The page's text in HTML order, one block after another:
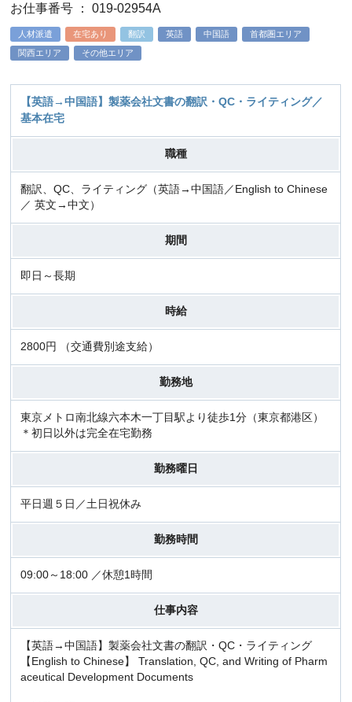
お仕事番号 ： 019-02954A
人材派遣 在宅あり 翻訳 英語 中国語
首都圏エリア
関西エリア
その他エリア
【英語→中国語】製薬会社文書の翻訳・QC・ライティング／
基本在宅
職種
翻訳、QC、ライティング（英語→中国語／English to Chinese
／ 英文→中文）
期間
即日～長期
時給
2800円 （交通費別途支給）
勤務地
東京メトロ南北線六本木一丁目駅より徒歩1分（東京都港区）
＊初日以外は完全在宅勤務
勤務曜日
平日週５日／土日祝休み
勤務時間
09:00～18:00 ／休憩1時間
仕事内容
【英語→中国語】製薬会社文書の翻訳・QC・ライティング
【English to Chinese】 Translation, QC, and Writing of Pharm
aceutical Development Documents